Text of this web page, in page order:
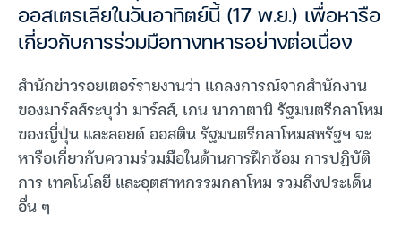
ออสเตรเลียในวันอาทิตย์นี้ (17 พ.ย.) เพื่อหารือ
เกี่ยวกับการร่วมมือทางทหารอย่างต่อเนื่อง
สำนักข่าวรอยเตอร์รายงานว่า แถลงการณ์จากสำนักงาน
ของมาร์ลส์ระบุว่า มาร์ลส์, เกน นากาตานิ รัฐมนตรีกลาโหม
ของญี่ปุ่น และลอยด์ ออสติน รัฐมนตรีกลาโหมสหรัฐฯ จะ
หารือเกี่ยวกับความร่วมมือในด้านการฝึกซ้อม การปฏิบัติ
การ เทคโนโลยี และอุตสาหกรรมกลาโหม รวมถึงประเด็น
อื่น ๆ